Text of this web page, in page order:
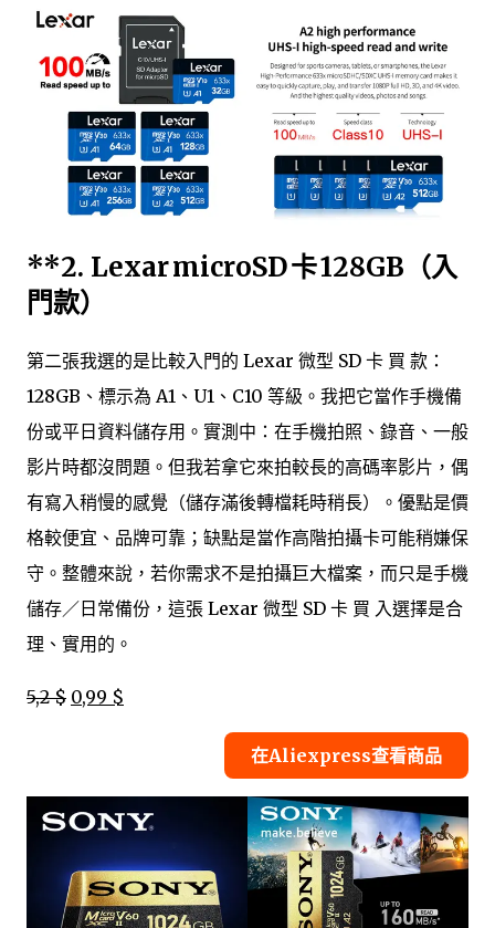
**2. Lexar microSD 卡 128GB（入
門款）
第二張我選的是比較入門的 Lexar 微型 SD 卡 買 款：
128GB、標示為 A1、U1、C10 等級。我把它當作手機備
份或平日資料儲存用。實測中：在手機拍照、錄音、一般
影片時都沒問題。但我若拿它來拍較長的高碼率影片，偶
有寫入稍慢的感覺（儲存滿後轉檔耗時稍長）。優點是價
格較便宜、品牌可靠；缺點是當作高階拍攝卡可能稍嫌保
守。整體來說，若你需求不是拍攝巨大檔案，而只是手機
儲存／日常備份，這張 Lexar 微型 SD 卡 買 入選擇是合
理、實用的。
5,2 $ 0,99 $
在Aliexpress查看商品